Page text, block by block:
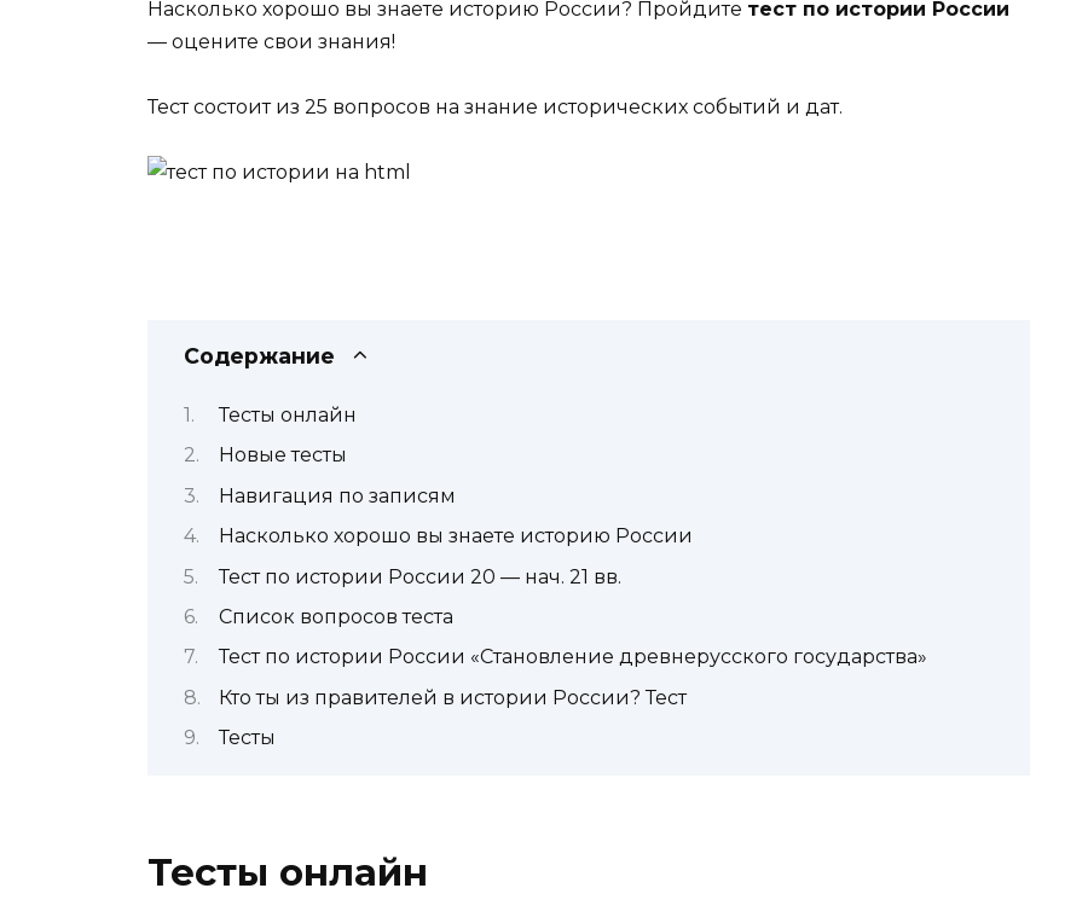
Насколько хорошо вы знаете историю России? Пройдите тест по истории России
— оцените свои знания!
Тест состоит из 25 вопросов на знание исторических событий и дат.
Содержание
Тесты онлайн
Новые тесты
Навигация по записям
Насколько хорошо вы знаете историю России
Тест по истории России 20 — нач. 21 вв.
Список вопросов теста
Тест по истории России «Становление древнерусского государства»
Кто ты из правителей в истории России? Тест
Тесты
Тесты онлайн